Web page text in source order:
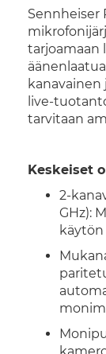
Sennheiser
tarjoamaan
kanavainen
live-
tarvitaan
Keskeiset
2-
GHz):
käytön